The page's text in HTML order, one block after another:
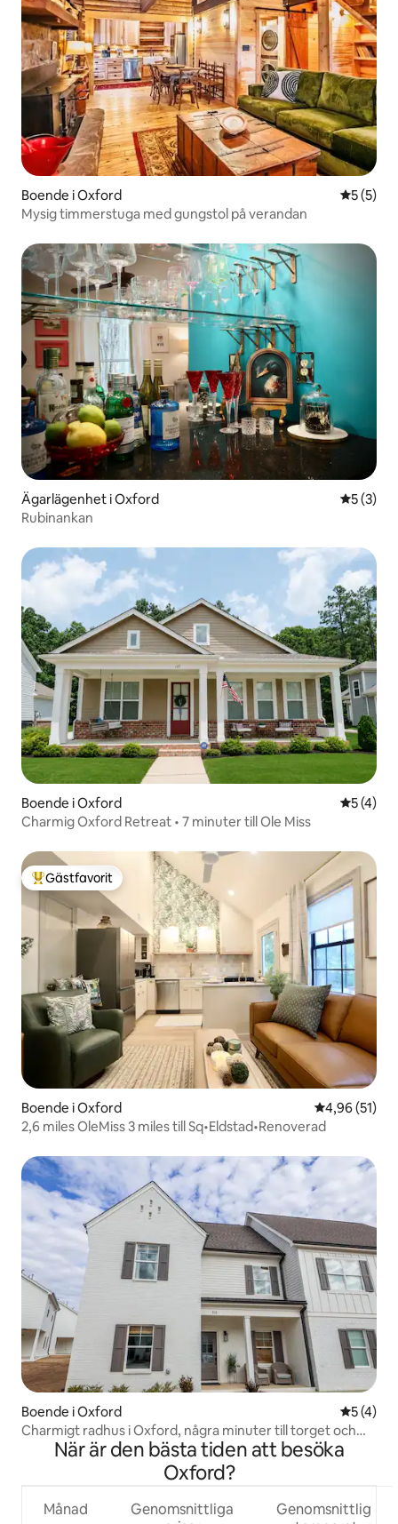
Boende i Oxford 5 av 5 i
5 (5)
Mysig timmerstuga med gungstol på verandan
Ägarlägenhet i Oxford 5 av 5 i
5 (3)
Rubinankan
Boende i Oxford 5 av 5 i
5 (4)
Charmig Oxford Retreat • 7 minuter till Ole Miss
Populär gästfavorit
Gästfavorit
Boende i Oxford 4,96 av 5 i
4,96 (51)
2,6 miles OleMiss 3 miles till Sq•Eldstad•Renoverad
Boende i Oxford 5 av 5 i
5 (4)
Charmigt radhus i Oxford, några minuter till torget och
campusNär är den bästa tiden att besöka
Oxford?
Månad
Genomsnittliga
Genomsnittlig